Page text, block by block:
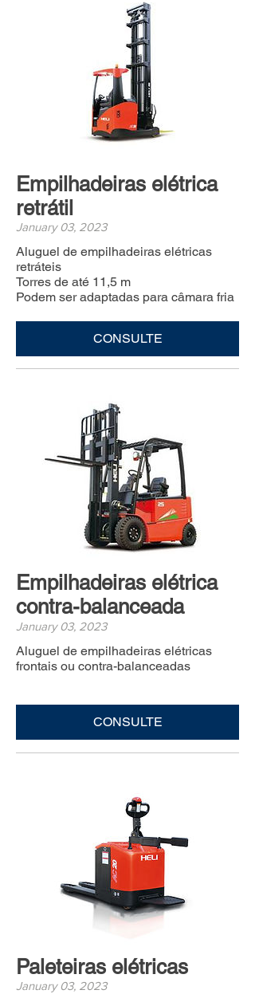
Empilhadeiras elétrica
retrátil
January 03, 2023
Aluguel de empilhadeiras elétricas
retráteis
Torres de até 11,5 m
Podem ser adaptadas para câmara fria
CONSULTE
Empilhadeiras elétrica
contra-balanceada
January 03, 2023
Aluguel de empilhadeiras elétricas
frontais ou contra-balanceadas
CONSULTE
Paleteiras elétricas
January 03, 2023